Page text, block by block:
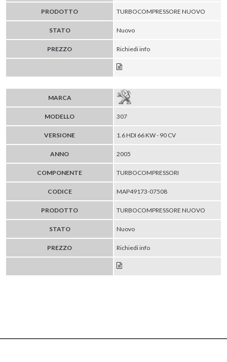
PRODOTTO TURBOCOMPRESSORE NUOVO
STATO Nuovo
PREZZO Richiedi info
MARCA
MODELLO 307
VERSIONE 1.6 HDI 66 KW - 90 CV
ANNO 2005
COMPONENTE TURBOCOMPRESSORI
CODICE MAP49173-07508
PRODOTTO TURBOCOMPRESSORE NUOVO
STATO Nuovo
PREZZO Richiedi info